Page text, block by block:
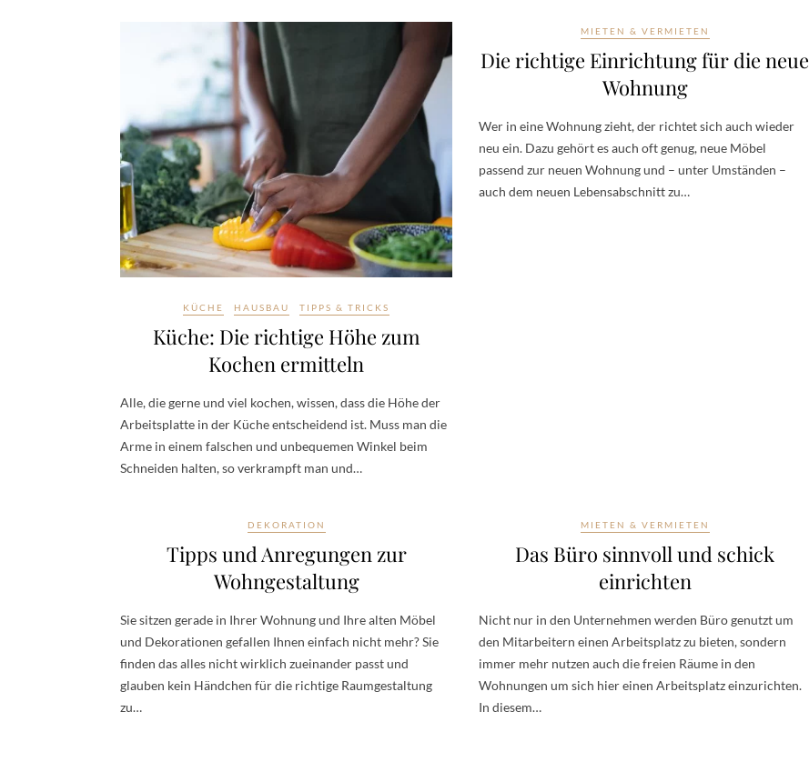
KÜCHE HAUSBAU TIPPS & TRICKS
Küche: Die richtige Höhe zum
Kochen ermitteln
Alle, die gerne und viel kochen, wissen, dass die Höhe der
Arbeitsplatte in der Küche entscheidend ist. Muss man die
Arme in einem falschen und unbequemen Winkel beim
Schneiden halten, so verkrampft man und…
MIETEN & VERMIETEN
Die richtige Einrichtung für die neue
Wohnung
Wer in eine Wohnung zieht, der richtet sich auch wieder
neu ein. Dazu gehört es auch oft genug, neue Möbel
passend zur neuen Wohnung und – unter Umständen –
auch dem neuen Lebensabschnitt zu…
DEKORATION
Tipps und Anregungen zur
Wohngestaltung
Sie sitzen gerade in Ihrer Wohnung und Ihre alten Möbel
und Dekorationen gefallen Ihnen einfach nicht mehr? Sie
finden das alles nicht wirklich zueinander passt und
glauben kein Händchen für die richtige Raumgestaltung
zu…
MIETEN & VERMIETEN
Das Büro sinnvoll und schick
einrichten
Nicht nur in den Unternehmen werden Büro genutzt um
den Mitarbeitern einen Arbeitsplatz zu bieten, sondern
immer mehr nutzen auch die freien Räume in den
Wohnungen um sich hier einen Arbeitsplatz einzurichten.
In diesem…